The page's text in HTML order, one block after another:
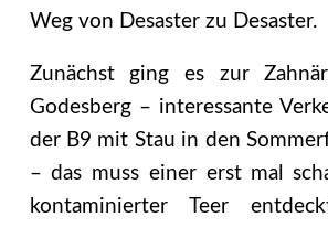
Weg von Desaster zu Desaster.
Zunächst ging es zur
Godesberg – interessante
der B9 mit Stau in den
– das muss einer erst mal
kontaminierter Teer